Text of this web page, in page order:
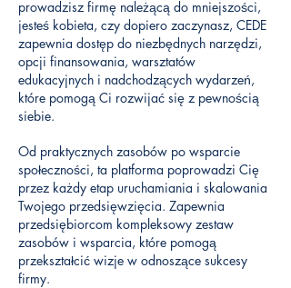
prowadzisz firmę należącą do mniejszości,
jesteś kobieta, czy dopiero zaczynasz, CEDE
zapewnia dostęp do niezbędnych narzędzi,
opcji finansowania, warsztatów
edukacyjnych i nadchodzących wydarzeń,
które pomogą Ci rozwijać się z pewnością
siebie.
Od praktycznych zasobów po wsparcie
społeczności, ta platforma poprowadzi Cię
przez każdy etap uruchamiania i skalowania
Twojego przedsięwzięcia. Zapewnia
przedsiębiorcom kompleksowy zestaw
zasobów i wsparcia, które pomogą
przekształcić wizje w odnoszące sukcesy
firmy.